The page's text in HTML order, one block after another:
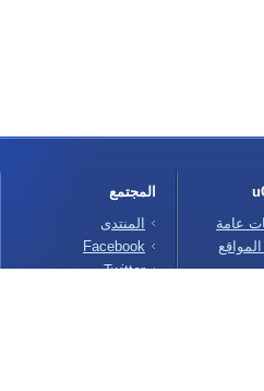
عامة
المجتمع
المنتدى
Facebook
Twitter